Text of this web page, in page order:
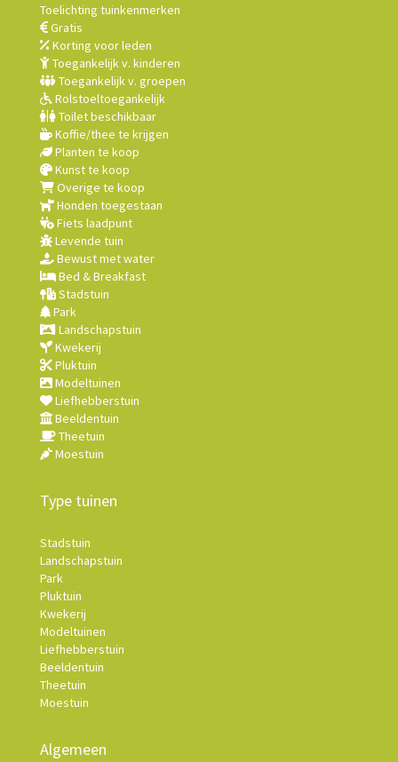
Toelichting tuinkenmerken
Gratis
Korting voor leden
Toegankelijk v. kinderen
Toegankelijk v. groepen
Rolstoeltoegankelijk
Toilet beschikbaar
Koffie/thee te krijgen
Planten te koop
Kunst te koop
Overige te koop
Honden toegestaan
Fiets laadpunt
Levende tuin
Bewust met water
Bed & Breakfast
Stadstuin
Park
Landschapstuin
Kwekerij
Pluktuin
Modeltuinen
Liefhebberstuin
Beeldentuin
Theetuin
Moestuin
Type tuinen
Stadstuin
Landschapstuin
Park
Pluktuin
Kwekerij
Modeltuinen
Liefhebberstuin
Beeldentuin
Theetuin
Moestuin
Algemeen